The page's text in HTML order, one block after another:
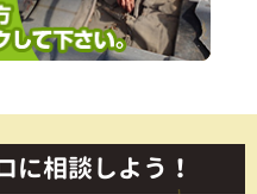
に相談しよう！